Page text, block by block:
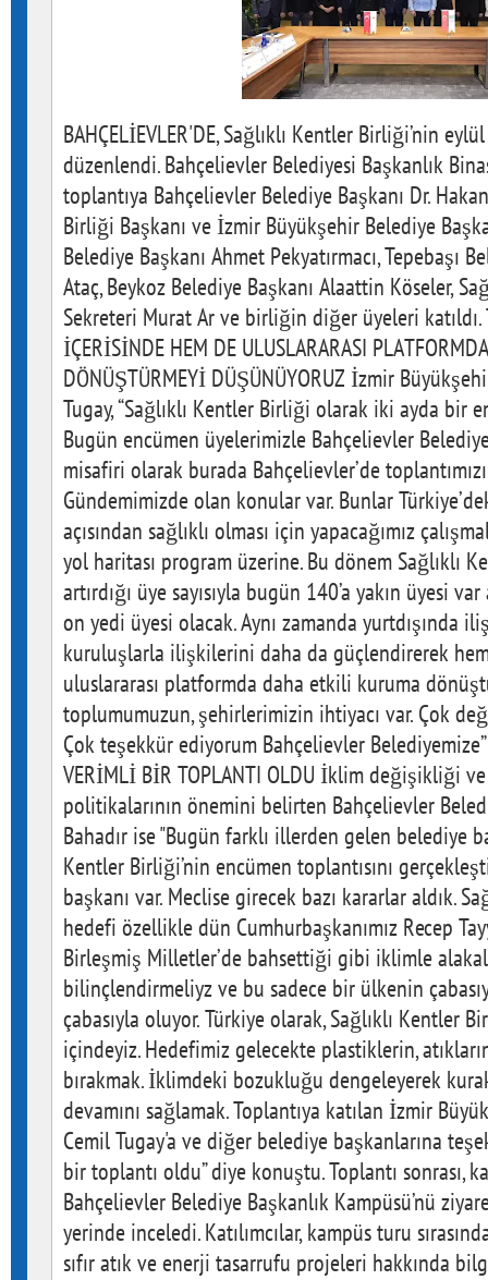
BAHÇELİEVLER'DE, Sağlıklı Kentler Birliği’nin
düzenlendi. Bahçelievler Belediyesi Başkanlık
toplantıya Bahçelievler Belediye Başkanı Dr.
Birliği Başkanı ve İzmir Büyükşehir Belediye
Belediye Başkanı Ahmet Pekyatırmacı, Tepebaşı
Ataç, Beykoz Belediye Başkanı Alaattin Köseler,
Sekreteri Murat Ar ve birliğin diğer üyeleri katıldı.
İÇERİSİNDE HEM DE ULUSLARARASI
DÖNÜŞTÜRMEYİ DÜŞÜNÜYORUZ İzmir
Tugay, “Sağlıklı Kentler Birliği olarak iki ayda bir
Bugün encümen üyelerimizle Bahçelievler
misafiri olarak burada Bahçelievler’de
Gündemimizde olan konular var. Bunlar
açısından sağlıklı olması için yapacağımız
yol haritası program üzerine. Bu dönem Sağlıklı
artırdığı üye sayısıyla bugün 140’a yakın üyesi
on yedi üyesi olacak. Aynı zamanda yurtdışında
kuruluşlarla ilişkilerini daha da güçlendirerek
uluslararası platformda daha etkili kuruma
toplumumuzun, şehirlerimizin ihtiyacı var. Çok
Çok teşekkür ediyorum Bahçelievler Belediyemize”
VERİMLİ BİR TOPLANTI OLDU İklim değişikliği
politikalarının önemini belirten Bahçelievler
Bahadır ise "Bugün farklı illerden gelen belediye
Kentler Birliği’nin encümen toplantısını
başkanı var. Meclise girecek bazı kararlar aldık.
hedefi özellikle dün Cumhurbaşkanımız Recep
Birleşmiş Milletler’de bahsettiği gibi iklimle
bilinçlendirmeliyz ve bu sadece bir ülkenin
çabasıyla oluyor. Türkiye olarak, Sağlıklı Kentler
içindeyiz. Hedefimiz gelecekte plastiklerin,
bırakmak. İklimdeki bozukluğu dengeleyerek
devamını sağlamak. Toplantıya katılan İzmir
Cemil Tugay'a ve diğer belediye başkanlarına
bir toplantı oldu” diye konuştu. Toplantı sonrası,
Bahçelievler Belediye Başkanlık Kampüsü’nü
yerinde inceledi. Katılımcılar, kampüs turu
sıfır atık ve enerji tasarrufu projeleri hakkında